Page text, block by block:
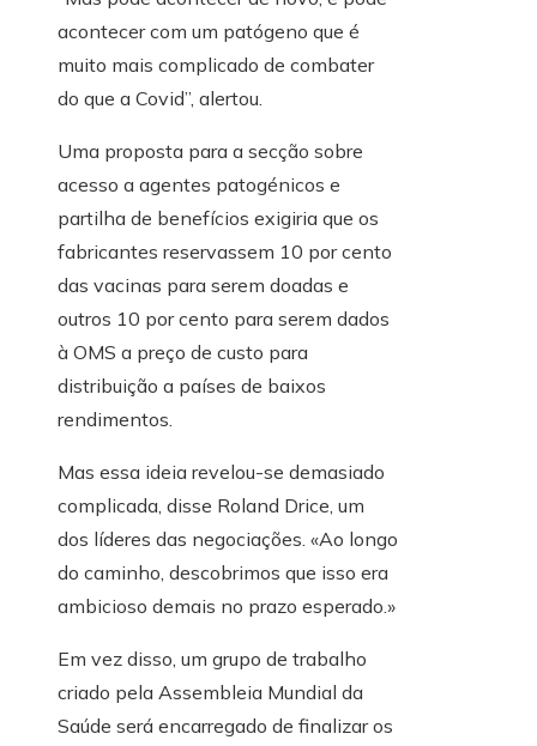
acontecer com um patógeno que é
muito mais complicado de combater
do que a Covid”, alertou.
Uma proposta para a secção sobre
acesso a agentes patogénicos e
partilha de benefícios exigiria que os
fabricantes reservassem 10 por cento
das vacinas para serem doadas e
outros 10 por cento para serem dados
à OMS a preço de custo para
distribuição a países de baixos
rendimentos.
Mas essa ideia revelou-se demasiado
complicada, disse Roland Drice, um
dos líderes das negociações. «Ao longo
do caminho, descobrimos que isso era
ambicioso demais no prazo esperado.»
Em vez disso, um grupo de trabalho
criado pela Assembleia Mundial da
Saúde será encarregado de finalizar os